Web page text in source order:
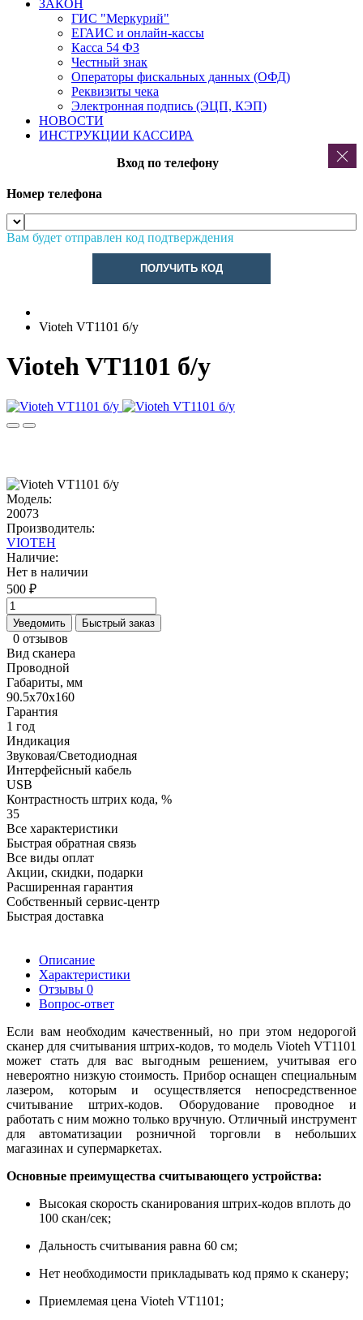
ЗАКОН
ГИС "Меркурий"
ЕГАИС и онлайн-кассы
Касса 54 ФЗ
Честный знак
Операторы фискальных данных (ОФД)
Реквизиты чека
Электронная подпись (ЭЦП, КЭП)
НОВОСТИ
ИНСТРУКЦИИ КАССИРА
Вход по телефону
Номер телефона
Вам будет отправлен код подтверждения
ПОЛУЧИТЬ КОД
Vioteh VT1101 б/у
Vioteh VT1101 б/у
Модель:
20073
Производитель:
VIOTEH
Наличие:
Нет в наличии
500 ₽
Уведомить Быстрый заказ
0 отзывов
Вид сканера
Проводной
Габариты, мм
90.5х70х160
Гарантия
1 год
Индикация
Звуковая/Светодиодная
Интерфейсный кабель
USB
Контрастность штрих кода, %
35
Все характеристики
Быстрая обратная связь
Все виды оплат
Акции, скидки, подарки
Расширенная гарантия
Собственный сервис-центр
Быстрая доставка
Описание
Характеристики
Отзывы 0
Вопрос-ответ
Если вам необходим качественный, но при этом недорогой
сканер для считывания штрих-кодов, то модель Vioteh VT1101
может стать для вас выгодным решением, учитывая его
невероятно низкую стоимость. Прибор оснащен специальным
лазером, которым и осуществляется непосредственное
считывание штрих-кодов. Оборудование проводное и
работать с ним можно только вручную. Отличный инструмент
для автоматизации розничной торговли в небольших
магазинах и супермаркетах.
Основные преимущества считывающего устройства:
Высокая скорость сканирования штрих-кодов вплоть до
100 скан/сек;
Дальность считывания равна 60 см;
Нет необходимости прикладывать код прямо к сканеру;
Приемлемая цена Vioteh VT1101;